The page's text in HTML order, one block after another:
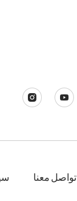
تواصل معنا